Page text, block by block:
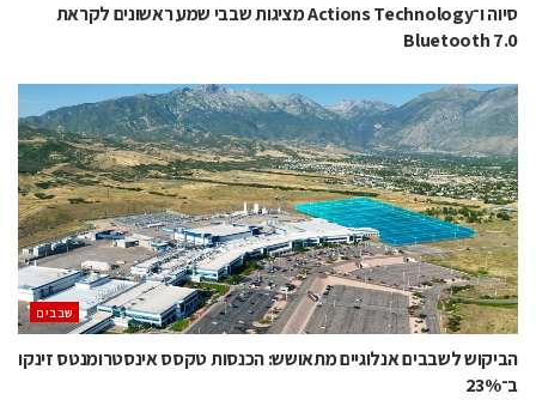
סיוה ו־Actions Technology מציגות שבבי שמע ראשונים לקראת
Bluetooth 7.0
‫שבבים‬
הביקוש לשבבים אנלוגיים מתאושש: הכנסות טקסס אינסטרומנטס זינקו
ב־23%